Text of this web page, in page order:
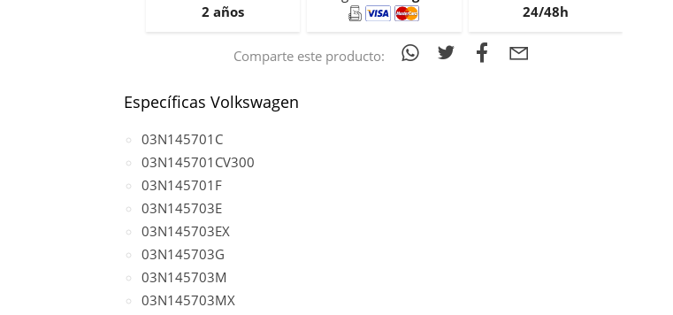
2 años
24/48h
Comparte este producto:
Específicas Volkswagen
03N145701C
03N145701CV300
03N145701F
03N145703E
03N145703EX
03N145703G
03N145703M
03N145703MX